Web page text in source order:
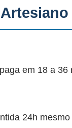
em 18 a
24h